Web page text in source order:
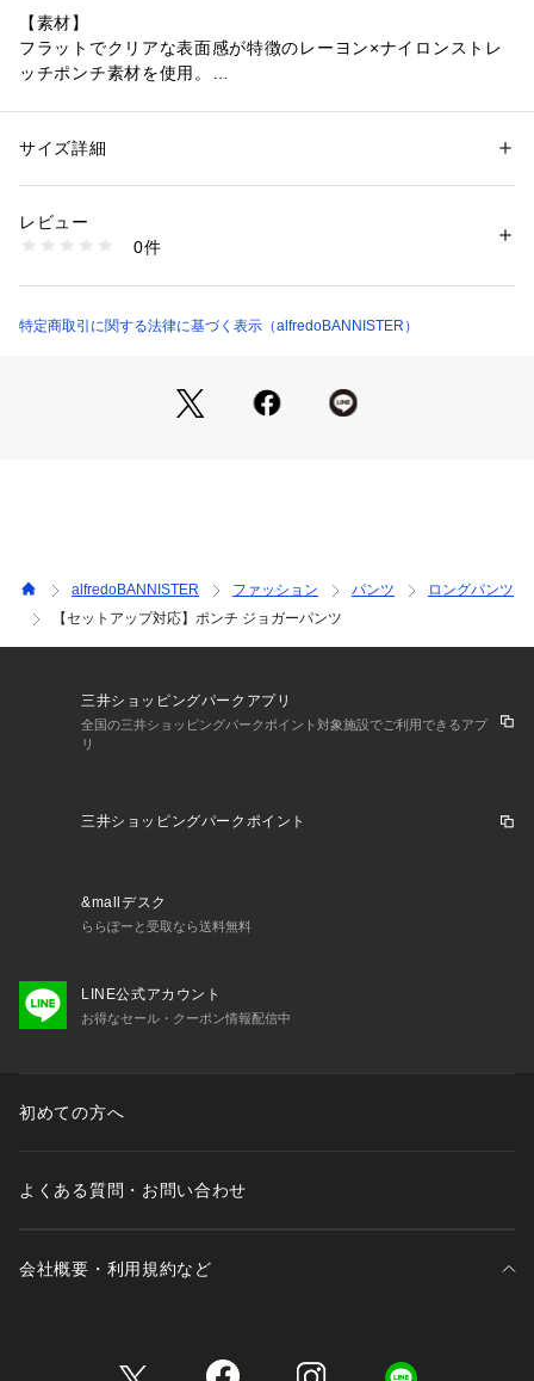
【素材】
フラットでクリアな表面感が特徴のレーヨン×ナイロンストレ
ッチポンチ素材を使用。
ブランド定番人気のジョガーパンツをベースに、ナイロンリッ
同素材パーカー品番:02466020010
製品につきましては、サイド＆バックポケットにスナップボタ
ライトグレー モデル：H186 B86 W70 H89 着用サイズ：48
チャコールグレー モデル：H186 B86 W70 H89 着用サイズ：
性別：メンズ
素材：本体 レーヨン63% ナイロン32% ポリウレタン5% 別布 ナイロン8
生産国：中国
洗濯：手洗い可
商品番号：1096800010020 （モール）
サイズ詳細
レビュー
0件
特定商取引に関する法律に基づく表示（alfredoBANNISTER）
alfredoBANNISTER ファッション パンツ
ロングパンツ
【セットアップ対応】ポンチ ジョガーパンツ
三井ショッピングパークアプリ
全国の三井ショッピングパークポイント対象施設でご利用できるアプ
リ
三井ショッピングパークポイント
&mallデスク
ららぽーと受取なら送料無料
LINE公式アカウント
お得なセール・クーポン情報配信中
初めての方へ
よくある質問・お問い合わせ
会社概要・利用規約など